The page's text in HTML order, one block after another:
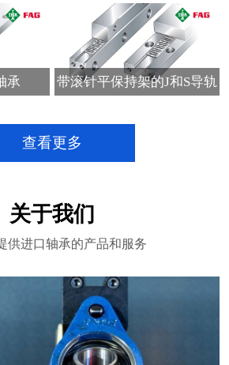
承 带滚针平保持架的J和S导轨
查看更多
关于我们
供进口轴承的产品和服务